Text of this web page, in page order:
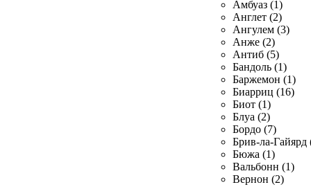
Амбуаз (1)
Англет (2)
Ангулем (3)
Анже (2)
Антиб (5)
Бандоль (1)
Баржемон (1)
Биарриц (16)
Биот (1)
Блуа (2)
Бордо (7)
Брив-ла-Гайярд
Бюжа (1)
Вальбонн (1)
Вернон (2)